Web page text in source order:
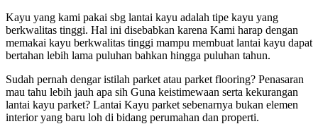
Kayu yang kami pakai sbg lantai kayu adalah tipe kayu yang
berkwalitas tinggi. Hal ini disebabkan karena Kami harap dengan
memakai kayu berkwalitas tinggi mampu membuat lantai kayu dapat
bertahan lebih lama puluhan bahkan hingga puluhan tahun.
Sudah pernah dengar istilah parket atau parket flooring? Penasaran
mau tahu lebih jauh apa sih Guna keistimewaan serta kekurangan
lantai kayu parket? Lantai Kayu parket sebenarnya bukan elemen
interior yang baru loh di bidang perumahan dan properti.